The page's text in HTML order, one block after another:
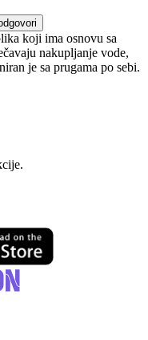
koji ima osnovu sa
nakupljanje vode,
je sa prugama po sebi.